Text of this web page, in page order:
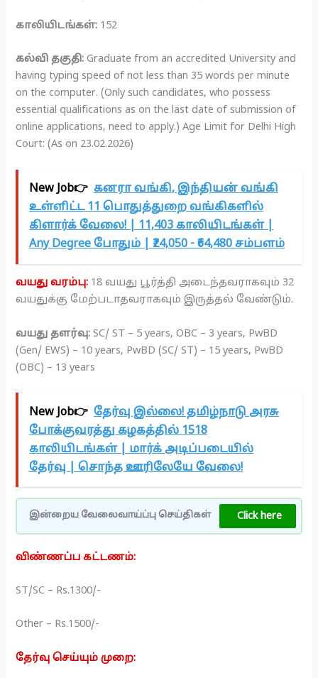
காலியிடங்கள்: 152
கல்வி தகுதி:Graduate from an accredited University and
having typing speed of not less than 35 words per minute
on the computer. (Only such candidates, who possess
essential qualifications as on the last date of submission of
online applications, need to apply.) Age Limit for Delhi High
Court: (As on 23.02.2026)
New Job👉 கனரா வங்கி, இந்தியன் வங்கி
உள்ளிட்ட 11 பொதுத்துறை வங்கிகளில்
கிளார்க் வேலை! | 11,403 காலியிடங்கள் |
Any Degree போதும் | ₹24,050 - ₹64,480 சம்பளம்
வயது வரம்பு: 18 வயது பூர்த்தி அடைந்தவராகவும் 32
வயதுக்கு மேற்படாதவராகவும் இருத்தல் வேண்டும்.
வயது தளர்வு:SC/ ST – 5 years, OBC – 3 years, PwBD
(Gen/ EWS) – 10 years, PwBD (SC/ ST) – 15 years, PwBD
(OBC) – 13 years
New Job👉 தேர்வு இல்லை! தமிழ்நாடு அரசு
போக்குவரத்து கழகத்தில் 1518
காலியிடங்கள் | மார்க் அடிப்படையில்
தேர்வு | சொந்த ஊரிலேயே வேலை!
இன்றைய வேலைவாய்ப்பு செய்திகள் Click here
விண்ணப்ப கட்டணம்:
ST/SC – Rs.1300/-
Other – Rs.1500/-
தேர்வு செய்யும் முறை: